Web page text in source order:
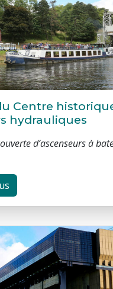
Centre
hydrauliques
d’ascenseurs à